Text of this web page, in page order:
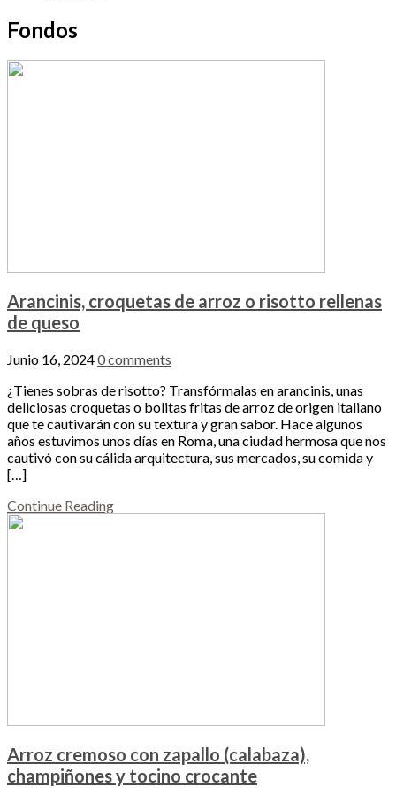
Fondos
Arancinis, croquetas de arroz o risotto rellenas
de queso
Junio 16, 20240 comments
¿Tienes sobras de risotto? Transfórmalas en arancinis, unas
deliciosas croquetas o bolitas fritas de arroz de origen italiano
que te cautivarán con su textura y gran sabor. Hace algunos
años estuvimos unos días en Roma, una ciudad hermosa que nos
cautivó con su cálida arquitectura, sus mercados, su comida y
[…]
Continue Reading
Arroz cremoso con zapallo (calabaza),
champiñones y tocino crocante